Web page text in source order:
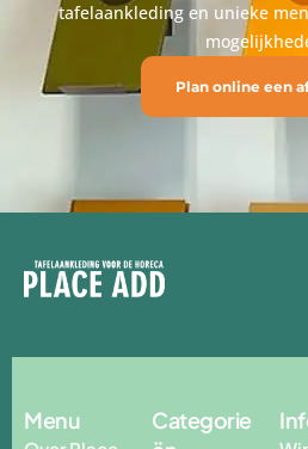
tafelaankleding en unieke
Plan online een
Menu
Categorie